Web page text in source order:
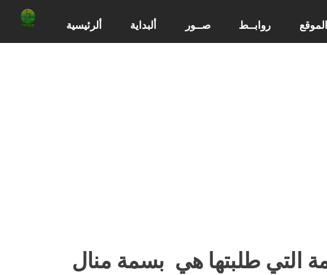
ألرئيسية ألبداية صــور روابــط
التي طلبتها هي بسمة منال